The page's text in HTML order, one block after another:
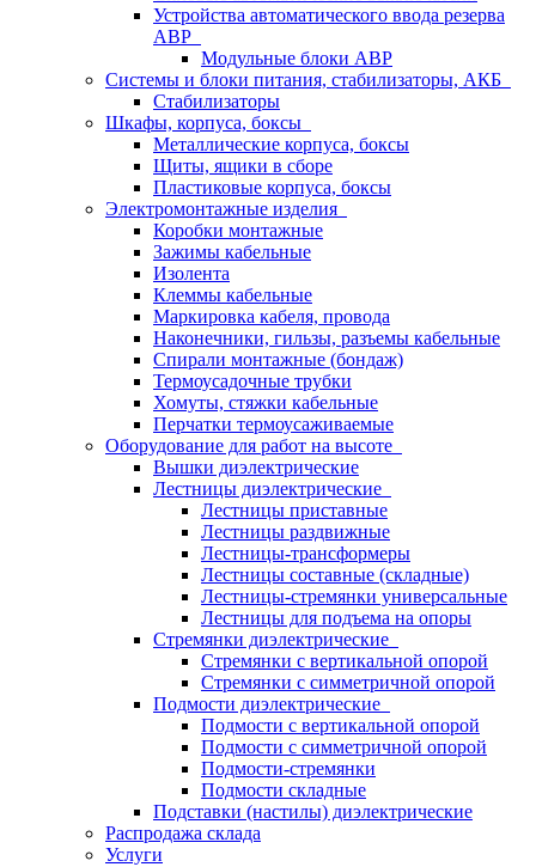
Устройства автоматического ввода резерва
АВР
Модульные блоки АВР
Системы и блоки питания, стабилизаторы, АКБ
Стабилизаторы
Шкафы, корпуса, боксы
Металлические корпуса, боксы
Щиты, ящики в сборе
Пластиковые корпуса, боксы
Электромонтажные изделия
Коробки монтажные
Зажимы кабельные
Изолента
Клеммы кабельные
Маркировка кабеля, провода
Наконечники, гильзы, разъемы кабельные
Спирали монтажные (бондаж)
Термоусадочные трубки
Хомуты, стяжки кабельные
Перчатки термоусаживаемые
Оборудование для работ на высоте
Вышки диэлектрические
Лестницы диэлектрические
Лестницы приставные
Лестницы раздвижные
Лестницы-трансформеры
Лестницы составные (складные)
Лестницы-стремянки универсальные
Лестницы для подъема на опоры
Стремянки диэлектрические
Стремянки с вертикальной опорой
Стремянки с симметричной опорой
Подмости диэлектрические
Подмости с вертикальной опорой
Подмости с симметричной опорой
Подмости-стремянки
Подмости складные
Подставки (настилы) диэлектрические
Распродажа склада
Услуги